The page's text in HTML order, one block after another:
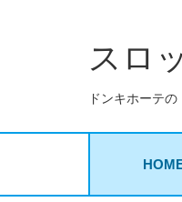
スロ
ドンキホーテ